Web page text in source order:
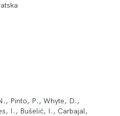
Pinto, P., Whyte, D.,
I., Bušelić, I., Carbajal,